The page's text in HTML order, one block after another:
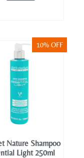
10% OFF
Nature Shampoo
Light 250ml